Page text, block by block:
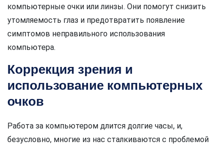
компьютерные очки или линзы. Они помогут снизить
утомляемость глаз и предотвратить появление
симптомов неправильного использования
компьютера.
Коррекция зрения и
использование компьютерных
очков
Работа за компьютером длится долгие часы, и,
безусловно, многие из нас сталкиваются с проблемой